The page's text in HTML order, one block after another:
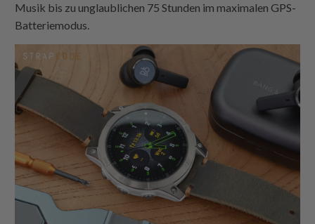
Musik bis zu unglaublichen 75 Stunden im maximalen GPS-
Batteriemodus.